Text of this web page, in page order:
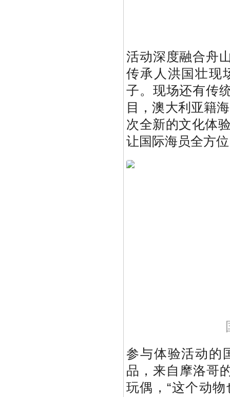
活动深度融合舟
传承人洪国壮现
子。现场还有传
目，澳大利亚籍
次全新的文化体
让国际海员全方
参与体验活动的
品，来自摩洛哥
玩偶，“这个动